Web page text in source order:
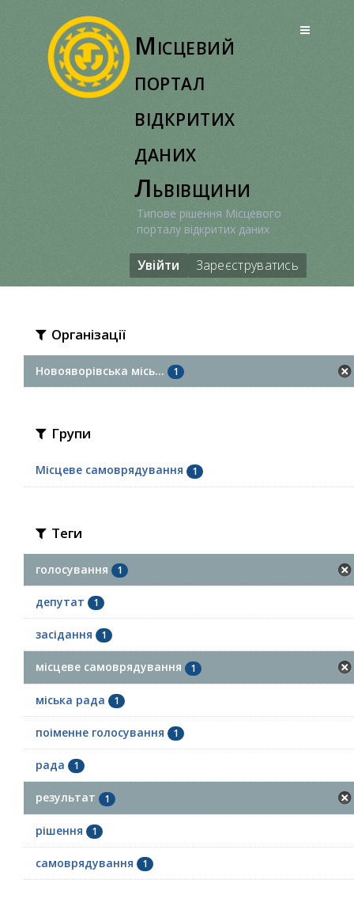
Місцевий
портал
відкритих
даних
Львівщини
Типове рішення Місцевого
порталу відкритих даних
Увійти Зареєструватись
Організації
Новояворівська місь... 1
Групи
Місцеве самоврядування 1
Теги
голосування 1
депутат 1
засідання 1
місцеве самоврядування 1
міська рада 1
поіменне голосування 1
рада 1
результат 1
рішення 1
самоврядування 1